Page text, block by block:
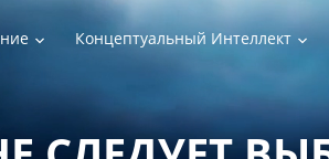
Концептуальный Интеллект